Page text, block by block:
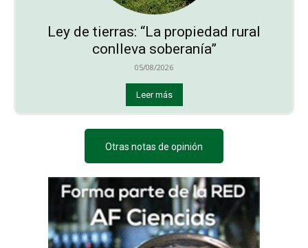
Ley de tierras: “La propiedad rural
conlleva soberanía”
05/08/2026
Leer más
Otras notas de opinión